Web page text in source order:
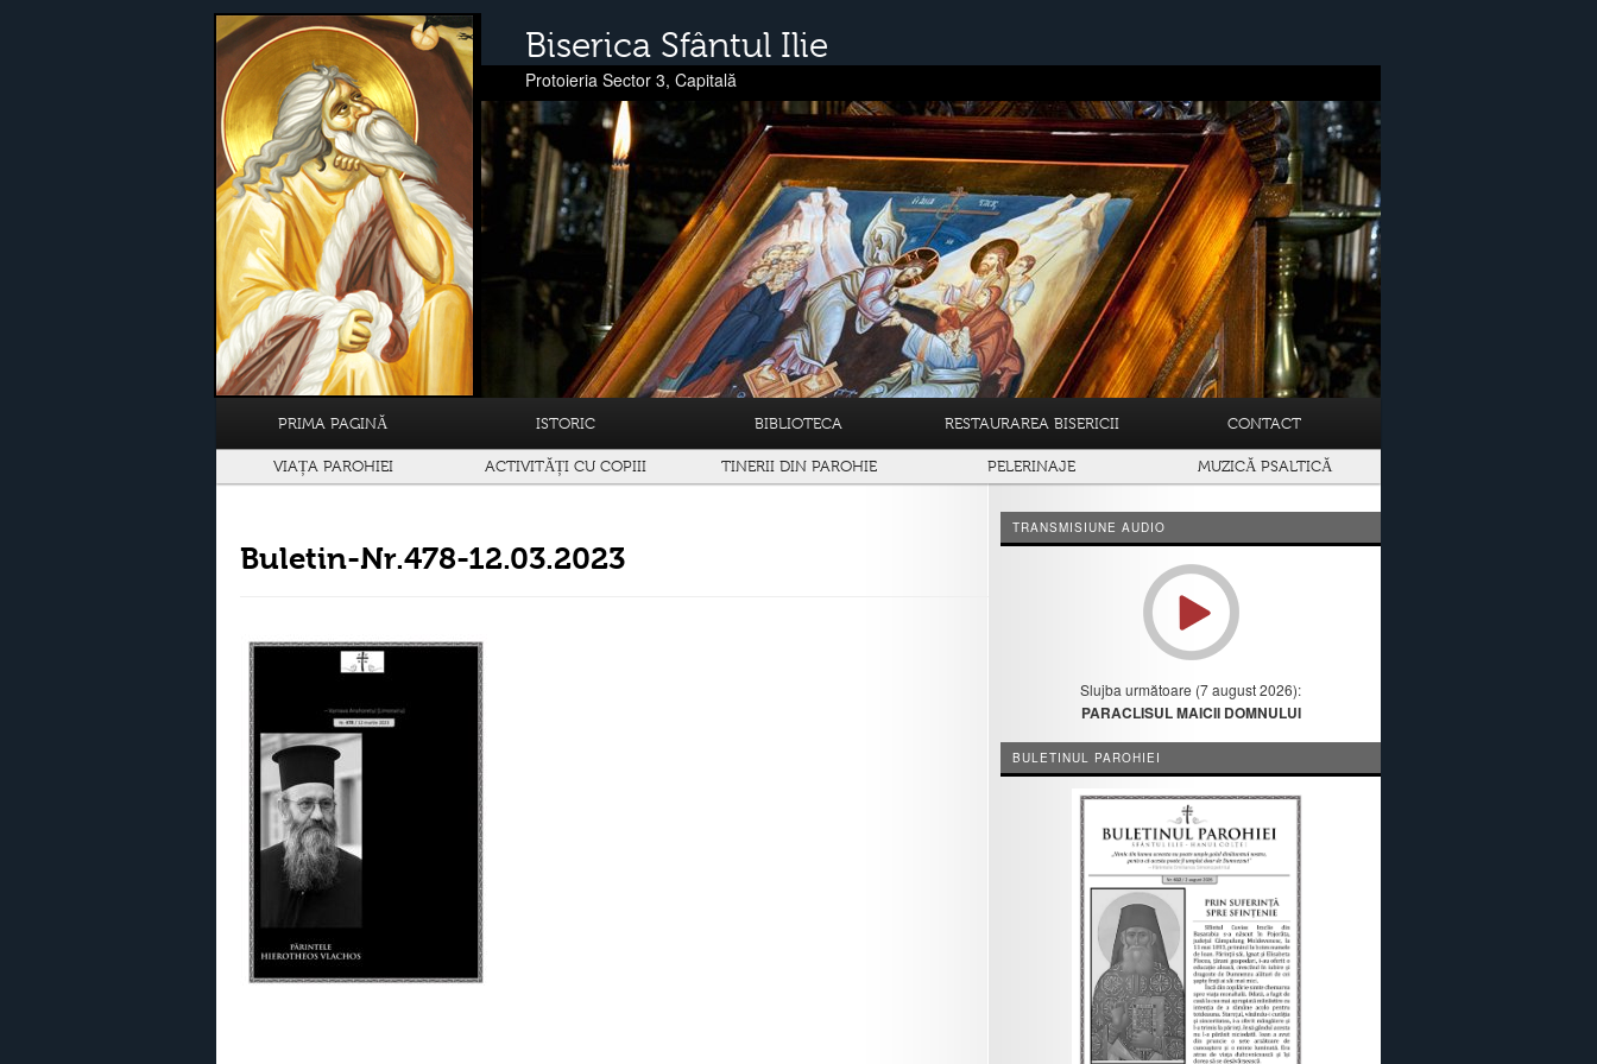
Biserica Sfântul Ilie
Protoieria Sector 3, Capitală
PRIMA PAGINĂ ISTORIC BIBLIOTECA RESTAURAREA BISERICII CONTACT
VIAȚA PAROHIEI ACTIVITĂȚI CU COPIII TINERII DIN PAROHIE PELERINAJE MUZICĂ PSALTICĂ
Buletin-Nr.478-12.03.2023
TRANSMISIUNE AUDIO
Slujba următoare (7 august 2026):
PARACLISUL MAICII DOMNULUI
BULETINUL PAROHIEI